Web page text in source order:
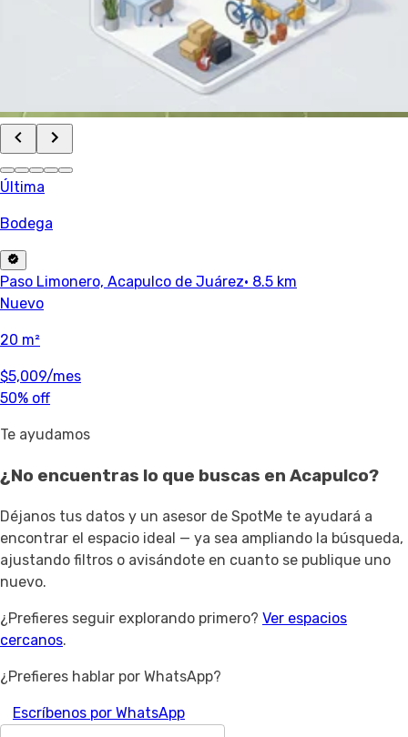
Última
Bodega
Paso Limonero, Acapulco de Juárez· 8.5 km
Nuevo
20 m²
$5,009/mes
50% off
Te ayudamos
¿No encuentras lo que buscas en Acapulco?
Déjanos tus datos y un asesor de SpotMe te ayudará a
encontrar el espacio ideal — ya sea ampliando la búsqueda,
ajustando filtros o avisándote en cuanto se publique uno
nuevo.
¿Prefieres seguir explorando primero? Ver espacios
cercanos.
¿Prefieres hablar por WhatsApp?
Escríbenos por WhatsApp